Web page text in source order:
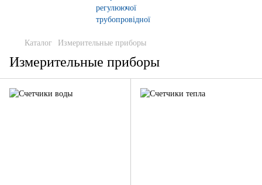
Каталог Измерительные приборы
Измерительные приборы